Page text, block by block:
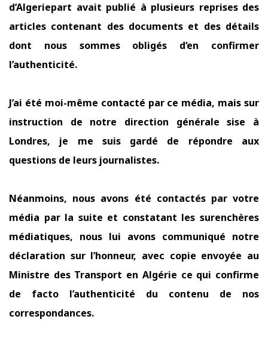
d’Algeriepart avait publié à plusieurs reprises des
articles contenant des documents et des détails
dont nous sommes obligés d‘en confirmer
l’authenticité.
J’ai été moi-même contacté par ce média, mais sur
instruction de notre direction générale sise à
Londres, je me suis gardé de répondre aux
questions de leurs journalistes.
Néanmoins, nous avons été contactés par votre
média par la suite et constatant les surenchères
médiatiques, nous lui avons communiqué notre
déclaration sur l’honneur, avec copie envoyée au
Ministre des Transport en Algérie ce qui confirme
de facto l’authenticité du contenu de nos
correspondances.